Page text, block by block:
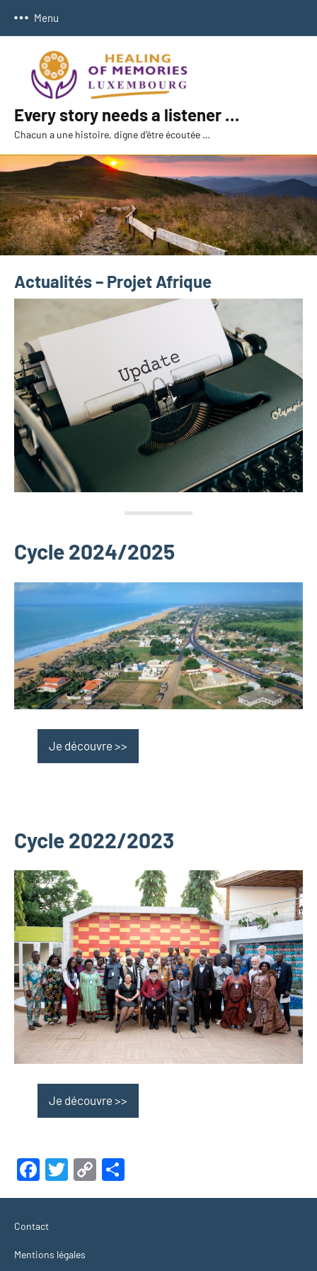
Menu
Every story needs a listener …
Chacun a une histoire, digne d’être écoutée …
Actualités – Projet Afrique
Cycle 2024/2025
Je découvre >>
Cycle 2022/2023
Je découvre >>
Facebook
Twitter
Copy
Link
Contact
Mentions légales